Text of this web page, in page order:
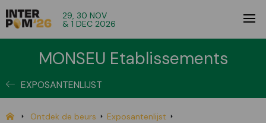
29, 30 NOV
& 1 DEC 2026
MONSEU Etablissements
EXPOSANTENLIJST
Ontdek de beurs
Exposantenlijst